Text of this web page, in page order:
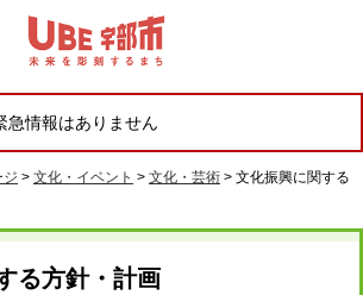
急情報はありません
ジ > 文化・イベント > 文化・芸術 > 文化振興に関する
る方針・計画